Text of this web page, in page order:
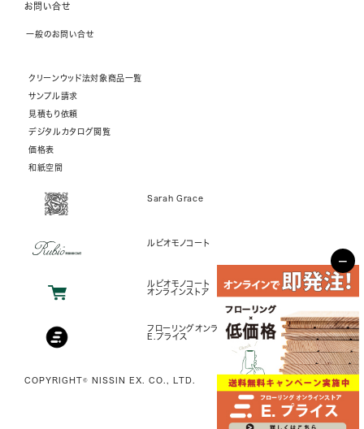
お問い合せ
一般のお問い合せ
クリーンウッド法対象商品一覧
サンプル請求
見積もり依頼
デジタルカタログ閲覧
価格表
和紙空間
Sarah Grace
ルビオモノコート
ルビオモノコート
オンラインストア
フローリングオンラインストア
E.プライス
COPYRIGHT© NISSIN EX. CO., LTD.
−